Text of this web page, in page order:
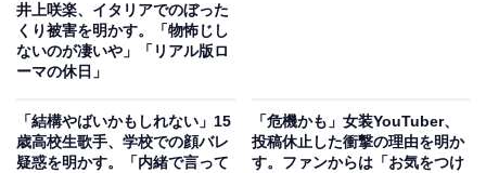
井上咲楽、イタリアでのぼった
くり被害を明かす。「物怖じし
ないのが凄いや」「リアル版ロ
ーマの休日」
「結構やばいかもしれない」15
歳高校生歌手、学校での顔バレ
疑惑を明かす。「内緒で言って
「危機かも」女装YouTuber、
投稿休止した衝撃の理由を明か
す。ファンからは「お気をつけ